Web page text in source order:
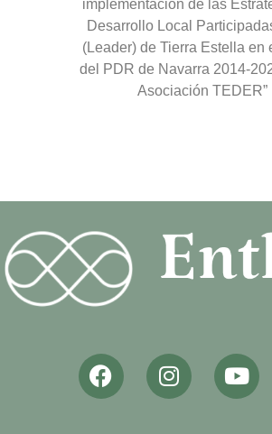
implementación de las
Desarrollo Local
(Leader) de Tierra Estella en
del PDR de Navarra 2014-
Asociación TEDER”